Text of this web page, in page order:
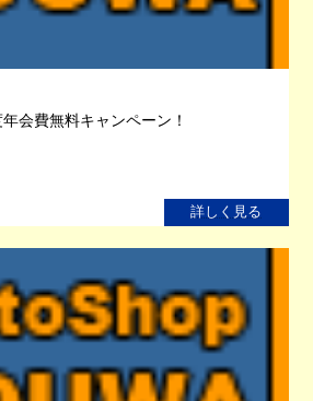
会費無料キャンペーン！
詳しく見る